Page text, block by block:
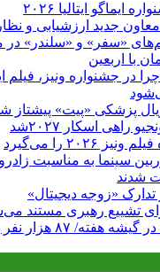
ایتالیا ۲۰۲۶
جدید ارزشیابی و
«سفر» و «سلندر» در
با اربعین
چرا در جشنواره ونیز،
اسکار ۲۰۲۷شد
را می‌گیرد
سینما به مناسبت
شدند
تشییع رهبری مستند
نفر به سینما رفتند